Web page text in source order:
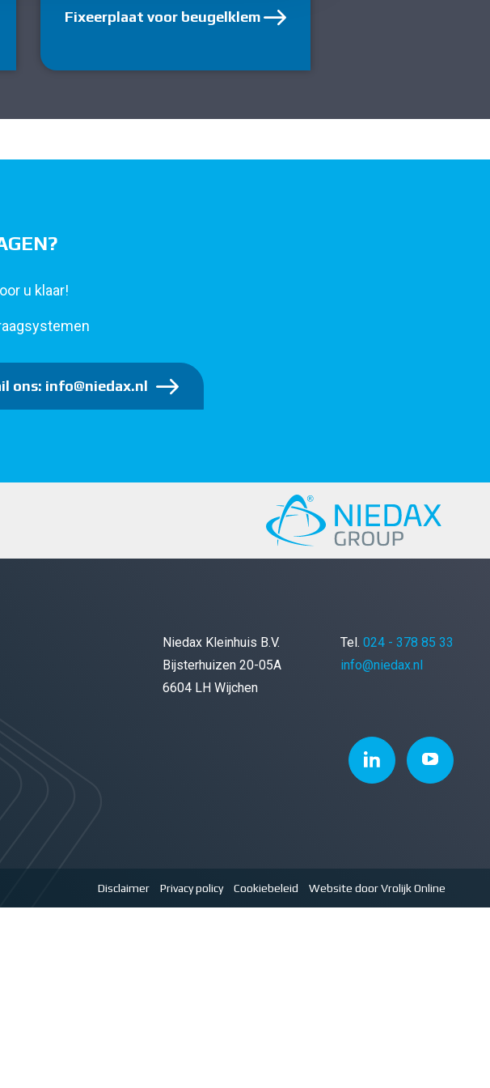
Fixeerplaat voor beugelklem
u klaar!
ons: info@niedax.nl
Niedax Kleinhuis B.V.
Bijsterhuizen 20-05A
6604 LH Wijchen
Tel. 024 - 378 85 33
info@niedax.nl
Disclaimer Privacy policy Cookiebeleid Website door Vrolijk Online